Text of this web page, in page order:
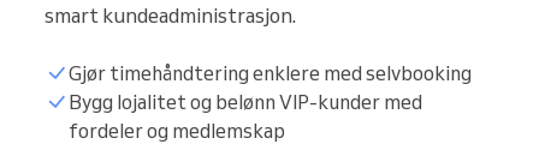
smart kundeadministrasjon.
Gjør timehåndtering enklere med selvbooking
Bygg lojalitet og belønn VIP-kunder med
fordeler og medlemskap